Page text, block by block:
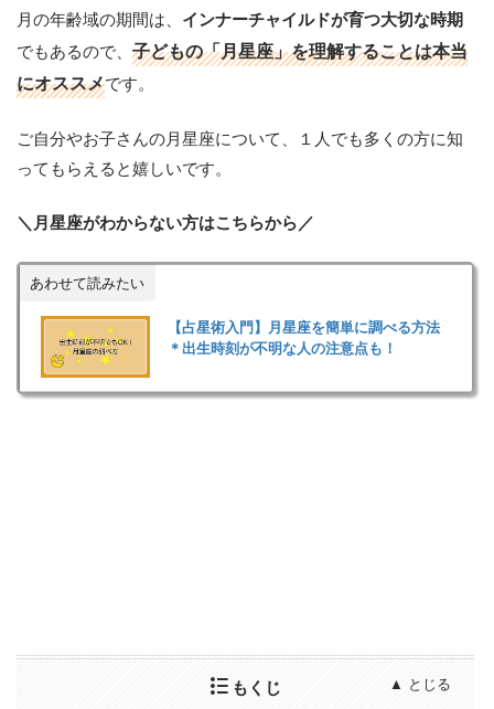
月の年齢域の期間は、 インナーチャイルドが育つ大切な時期
でもあるので、 子どもの「月星座」を理解することは本当
にオススメです。
ご自分やお子さんの月星座について、１人でも多くの方に知
ってもらえると嬉しいです。
＼月星座がわからない方はこちらから／
あわせて読みたい
【占星術入門】月星座を簡単に調べる方法
＊出生時刻が不明な人の注意点も！
もくじ